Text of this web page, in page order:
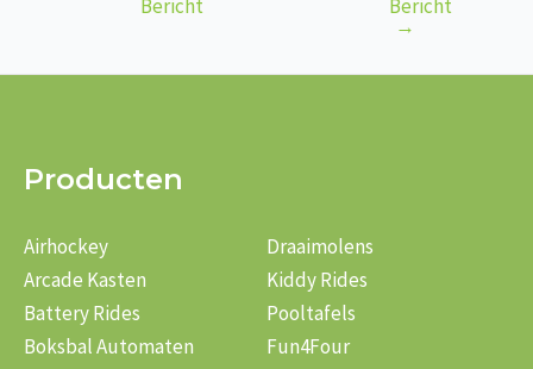
Bericht Bericht
→
Producten
Airhockey
Arcade Kasten
Battery Rides
Boksbal Automaten
Draaimolens
Kiddy Rides
Pooltafels
Fun4Four